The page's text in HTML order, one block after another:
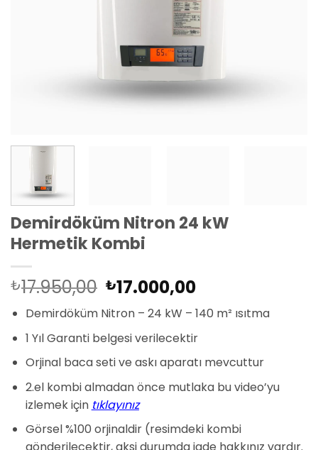
Demirdöküm Nitron 24 kW
Hermetik Kombi
₺17.950,00 Orijinal
fiyat:
₺17.950,00.
₺17.000,00Şu
andaki
fiyat:
₺17.000,00.
Demirdöküm Nitron – 24 kW – 140 m² ısıtma
1 Yıl Garanti belgesi verilecektir
Orjinal baca seti ve askı aparatı mevcuttur
2.el kombi almadan önce mutlaka bu video’yu
izlemek için tıklayınız
Görsel %100 orjinaldir (resimdeki kombi